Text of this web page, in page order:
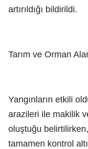
artırıldığı bildirildi.
Tarım ve Orman
Yangınların etkili
arazileri ile makilik
oluştuğu
tamamen kontrol